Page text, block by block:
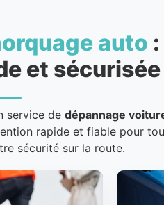
auto :
et sécurisée
service de dépannage
rapide et fiable pour
sécurité sur la route.